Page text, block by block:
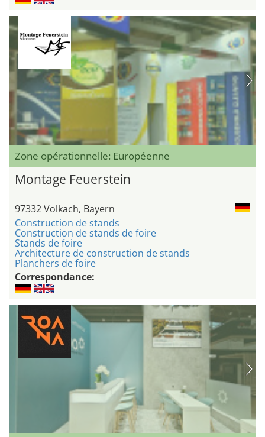
Zone opérationnelle: Européenne
Montage Feuerstein
97332 Volkach, Bayern
Construction de stands
Construction de stands de foire
Stands de foire
Architecture de construction de stands
Planchers de foire
Correspondance: